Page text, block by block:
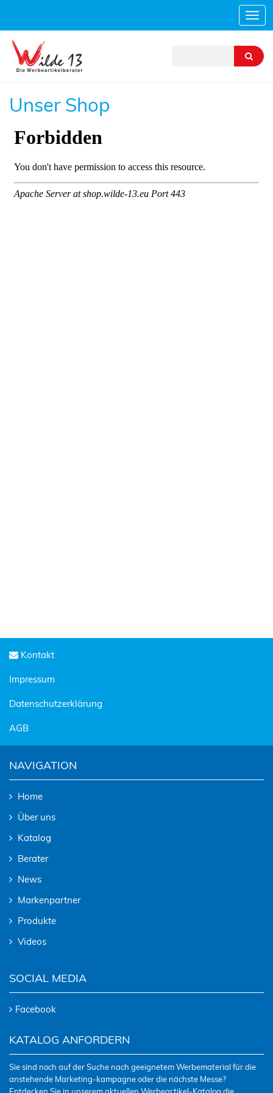
ein-/
Unser Shop
Kontakt
Impressum
Datenschutzerklärung
AGB
NAVIGATION
Home
Über uns
Katalog
Berater
News
Markenpartner
Produkte
Videos
SOCIAL MEDIA
Facebook
KATALOG ANFORDERN
Sie sind noch auf der Suche nach geeignetem Werbematerial für die
anstehende Marketing-kampagne oder die nächste Messe?